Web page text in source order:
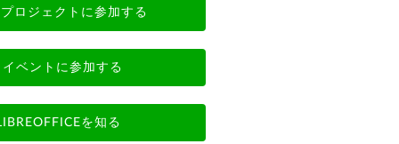
プロジェクトに参加する
イベントに参加する
を知る